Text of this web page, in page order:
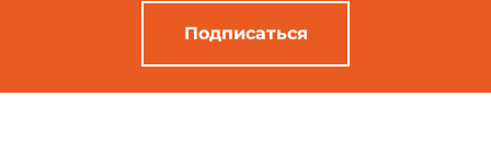
Подписаться